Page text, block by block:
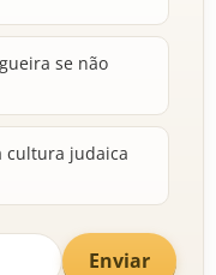
se não
cultura judaica
Enviar